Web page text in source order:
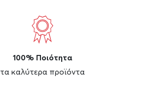
100% Ποιότητα
τα καλύτερα προϊόντα